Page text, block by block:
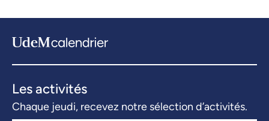
Les activités
Chaque jeudi, recevez notre sélection d’activités.